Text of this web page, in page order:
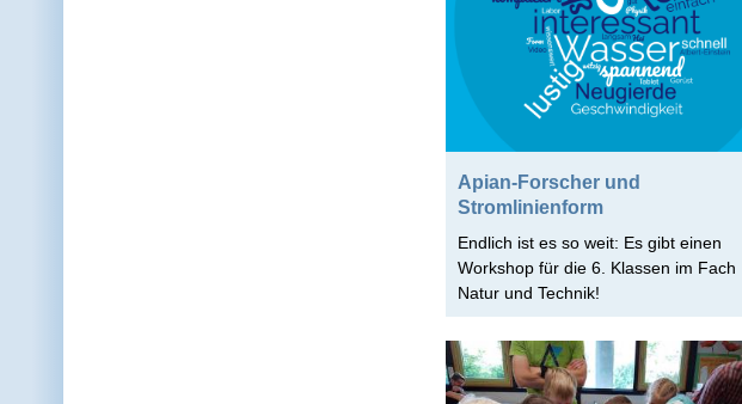
Apian-Forscher und
Stromlinienform
Endlich ist es so weit: Es gibt einen
Workshop für die 6. Klassen im Fach
Natur und Technik!